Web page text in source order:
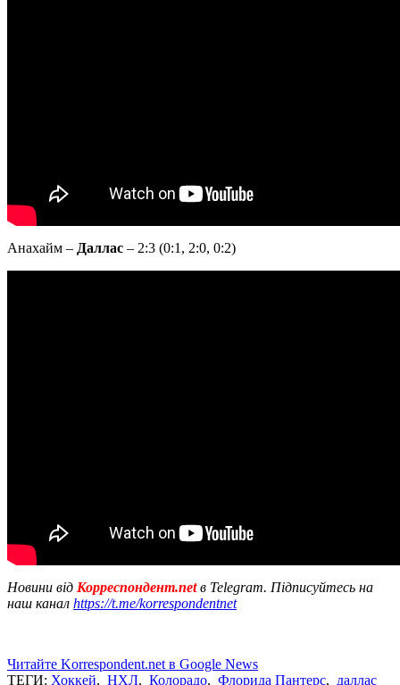
Анахайм – Даллас – 2:3 (0:1, 2:0, 0:2)
Новини від Корреспондент.netв Telegram. Підписуйтесь на
наш канал https://t.me/korrespondentnet
Читайте Korrespondent.net в Google News
ТЕГИ: Хоккей, НХЛ, Колорадо, Флорида Пантерс, даллас